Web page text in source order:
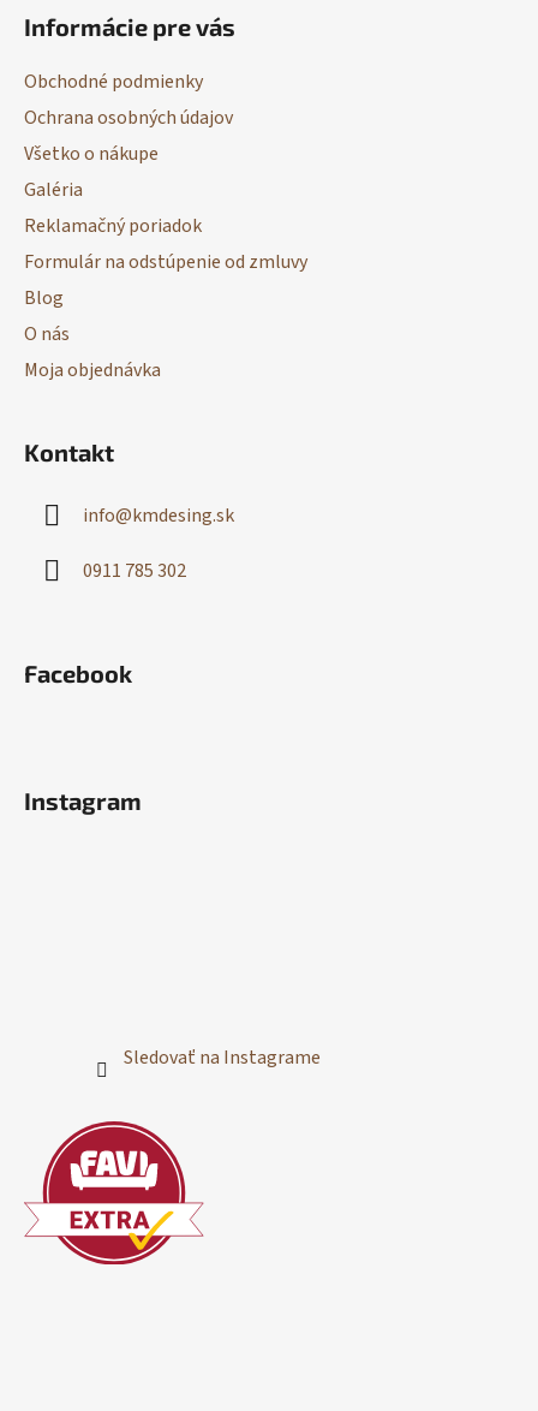
Informácie pre vás
Obchodné podmienky
Ochrana osobných údajov
Všetko o nákupe
Galéria
Reklamačný poriadok
Formulár na odstúpenie od zmluvy
Blog
O nás
Moja objednávka
Kontakt
info@kmdesing.sk
0911 785 302
Facebook
Instagram
Sledovať na Instagrame